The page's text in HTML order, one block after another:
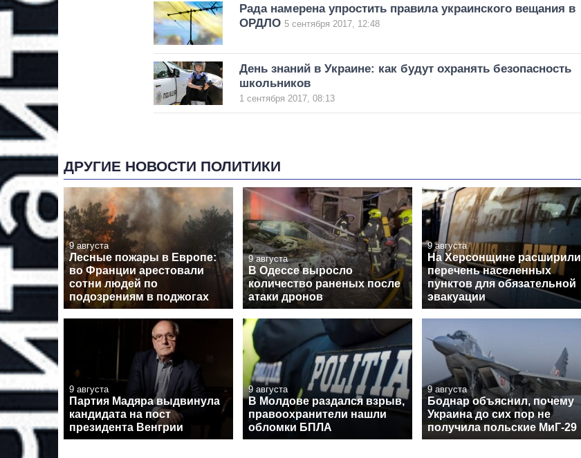
Рада намерена упростить правила украинского вещания в
ОРДЛО 5 сентября 2017, 12:48
День знаний в Украине: как будут охранять безопасность
школьников
1 сентября 2017, 08:13
ДРУГИЕ НОВОСТИ ПОЛИТИКИ
9 августа
Лесные пожары в Европе:
во Франции арестовали
сотни людей по
подозрениям в поджогах
9 августа
В Одессе выросло
количество раненых после
атаки дронов
9 августа
На Херсонщине расширили
перечень населенных
пунктов для обязательной
эвакуации
9 августа
Партия Мадяра выдвинула
кандидата на пост
президента Венгрии
9 августа
В Молдове раздался взрыв,
правоохранители нашли
обломки БПЛА
9 августа
Боднар объяснил, почему
Украина до сих пор не
получила польские МиГ-29